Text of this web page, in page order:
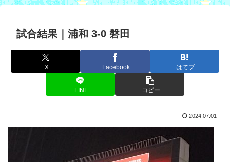
試合結果｜浦和 3-0 磐田
X Facebook はてブ
LINE コピー
2024.07.01